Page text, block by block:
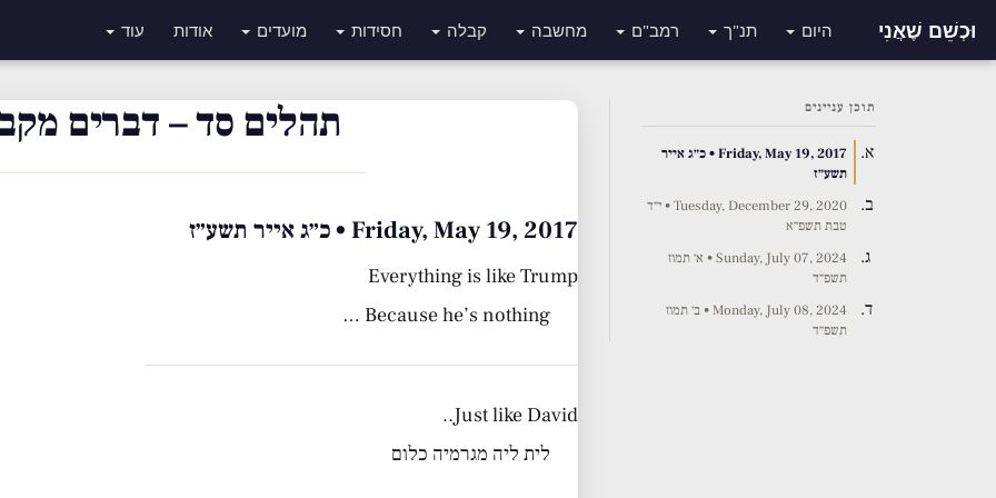
וּכְשֵׁם שֶׁאֲנִי היום תנ"ך רמב"ם מחשבה קבלה חסידות מועדים אודות עוד
תוכן עניינים
Friday, May 19, 2017 • כ״ג אייר
תשע״ז
Tuesday, December 29, 2020 • י״ד
טבת תשפ״א
Sunday, July 07, 2024 • א׳ תמוז
תשפ״ד
Monday, July 08, 2024 • ב׳ תמוז
תשפ״ד
תהלים סד – דברים
Friday, May 19, 2017 • כ״ג אייר תשע״ז
Everything is like Trump
Because he’s nothing …
Just like David..
לית ליה מגרמיה כלום